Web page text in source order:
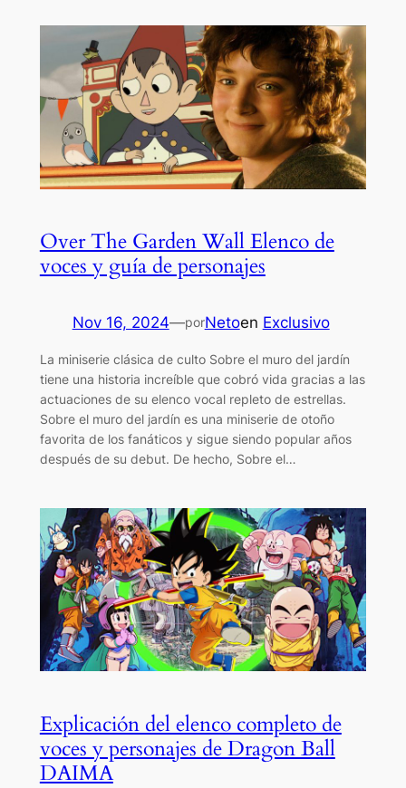
Over The Garden Wall Elenco de
voces y guía de personajes
Nov 16, 2024—porNetoen Exclusivo
La miniserie clásica de culto Sobre el muro del jardín
tiene una historia increíble que cobró vida gracias a las
actuaciones de su elenco vocal repleto de estrellas.
Sobre el muro del jardín es una miniserie de otoño
favorita de los fanáticos y sigue siendo popular años
después de su debut. De hecho, Sobre el…
Explicación del elenco completo de
voces y personajes de Dragon Ball
DAIMA